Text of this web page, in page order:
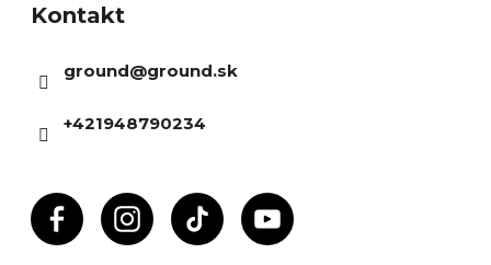
Kontakt
ground@ground.sk
+421948790234